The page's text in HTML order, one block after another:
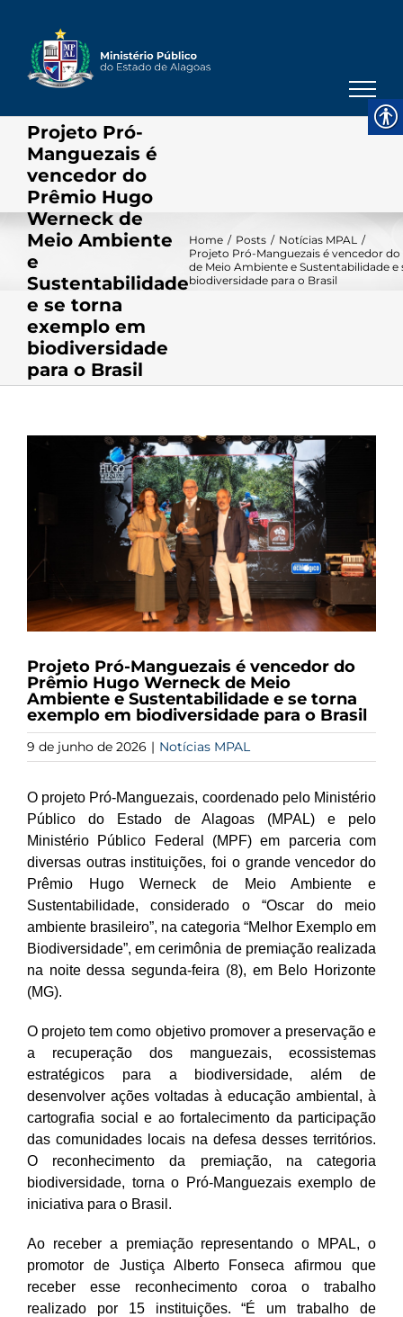
content
Projeto Pró-
Manguezais é
vencedor do
Prêmio Hugo
Werneck de
Meio Ambiente
e
Sustentabilidade
e se torna
exemplo em
biodiversidade
para o Brasil
Home / Posts / Notícias MPAL /
Projeto Pró-Manguezais é vencedor
de Meio Ambiente e Sustentabilidade
biodiversidade para o Brasil
View
Projeto Pró-Manguezais é vencedor do
Prêmio Hugo Werneck de Meio
Ambiente e Sustentabilidade e se torna
exemplo em biodiversidade para o Brasil
9 de junho de 2026 | Notícias MPAL
O projeto Pró-Manguezais, coordenado pelo Ministério
Público do Estado de Alagoas (MPAL) e pelo
Ministério Público Federal (MPF) em parceria com
diversas outras instituições, foi o grande vencedor do
Prêmio Hugo Werneck de Meio Ambiente e
Sustentabilidade, considerado o “Oscar do meio
ambiente brasileiro”, na categoria “Melhor Exemplo em
Biodiversidade”, em cerimônia de premiação realizada
na noite dessa segunda-feira (8), em Belo Horizonte
(MG).
O projeto tem como objetivo promover a preservação e
a recuperação dos manguezais, ecossistemas
estratégicos para a biodiversidade, além de
desenvolver ações voltadas à educação ambiental, à
cartografia social e ao fortalecimento da participação
das comunidades locais na defesa desses territórios.
O reconhecimento da premiação, na categoria
biodiversidade, torna o Pró-Manguezais exemplo de
iniciativa para o Brasil.
Ao receber a premiação representando o MPAL, o
promotor de Justiça Alberto Fonseca afirmou que
receber esse reconhecimento coroa o trabalho
realizado por 15 instituições. “É um trabalho de